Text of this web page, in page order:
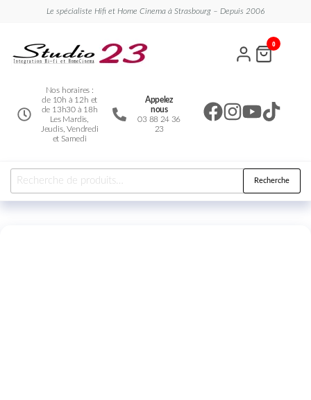
Le spécialiste Hifi et Home Cinema à Strasbourg – Depuis 2006
Nos horaires :
de 10h à 12h et
de 13h30 à 18h
Les Mardis,
Jeudis, Vendredi
et Samedi
Appelez
nous
03 88 24 36
23
0
Recherche